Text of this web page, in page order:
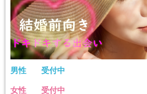
男性 受付中
女性 受付中